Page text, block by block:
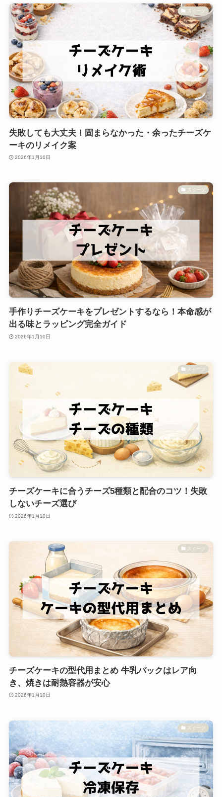
スイーツ
失敗しても大丈夫！固まらなかった・余ったチーズケ
ーキのリメイク案
2026年1月10日
スイーツ
手作りチーズケーキをプレゼントするなら！本命感が
出る味とラッピング完全ガイド
2026年1月10日
スイーツ
チーズケーキに合うチーズ5種類と配合のコツ！失敗
しないチーズ選び
2026年1月10日
スイーツ
チーズケーキの型代用まとめ 牛乳パックはレア向
き、焼きは耐熱容器が安心
2026年1月10日
スイーツ